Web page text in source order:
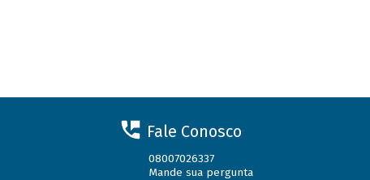
Fale Conosco
08007026337
Mande sua pergunta